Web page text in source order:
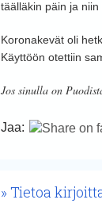
täälläkin päin ja niin
Koronakevät oli
Käyttöön otettiin
Jos sinulla on
Jaa:
Tietoa